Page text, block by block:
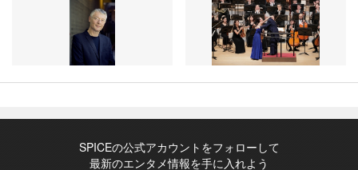
SPICEの公式アカウントをフォローして
最新のエンタメ情報を手に入れよう